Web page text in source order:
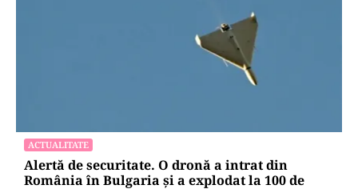
ACTUALITATE
Alertă de securitate. O dronă a intrat din
România în Bulgaria şi a explodat la 100 de